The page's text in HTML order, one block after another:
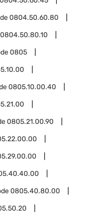
0804.50.60.80
0804.50.80.10
0805
0805.10.00.40
0805.21.00.90
0805.40.80.00